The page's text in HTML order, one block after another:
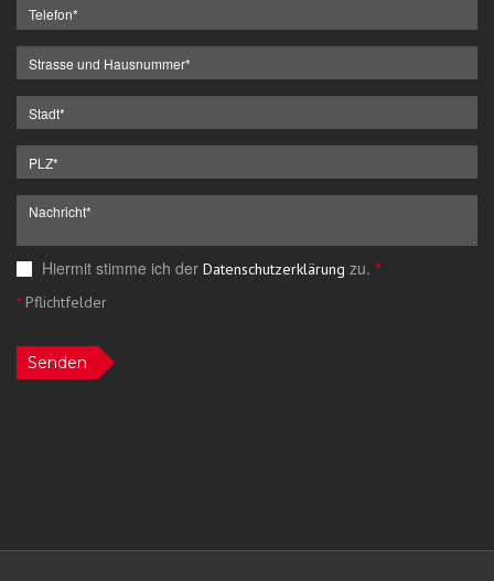
Hiermit stimme ich der Datenschutzerklärung zu. *
*Pflichtfelder
Senden